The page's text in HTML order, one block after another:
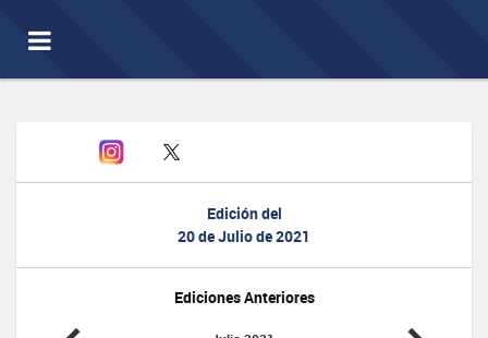
Toggle
navigation
Edición del
20 de Julio de 2021
Ediciones Anteriores